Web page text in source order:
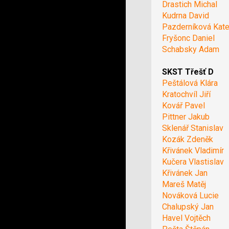
Drastich Michal
Kudrna David
Pazderníková
Fryšonc Daniel
Schabsky Adam
SKST Třešť D
Peštálová Klára
Kratochvíl Jiří
Kovář Pavel
Pittner Jakub
Sklenář Stanislav
Kozák Zdeněk
Křivánek Vladimír
Kučera Vlastislav
Křivánek Jan
Mareš Matěj
Nováková Lucie
Chalupský Jan
Havel Vojtěch